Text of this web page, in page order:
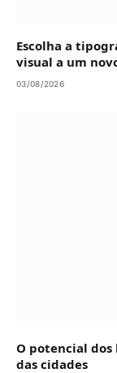
Escolha a
visual a um
03/08/2026
O potencial
das cidades